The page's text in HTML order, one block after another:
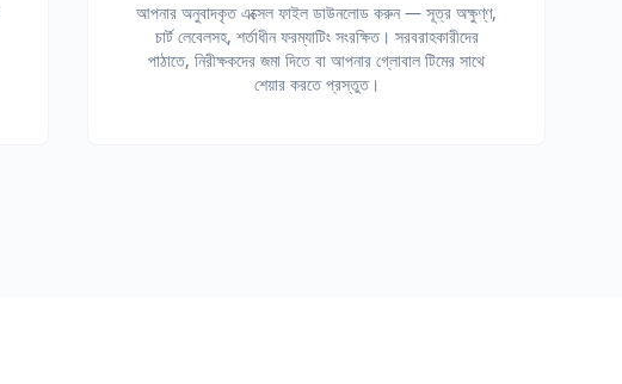
আপনার অনুবাদকৃত এক্সেল ফাইল ডাউনলোড করুন — সূত্র অক্ষুণ্ণ,
চার্ট লেবেলসহ, শর্তাধীন ফরম্যাটিং সংরক্ষিত। সরবরাহকারীদের
পাঠাতে, নিরীক্ষকদের জমা দিতে বা আপনার গ্লোবাল টিমের সাথে
শেয়ার করতে প্রস্তুত।